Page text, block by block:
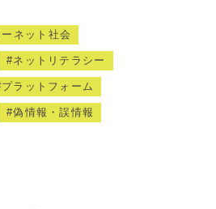
ネット社会
ネットリテラシー
プラットフォーム
偽情報・誤情報